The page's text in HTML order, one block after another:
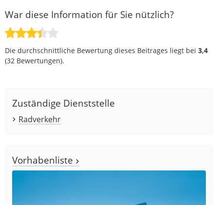
War diese Information für Sie nützlich?
Die durchschnittliche Bewertung dieses Beitrages liegt bei 3,4
(32 Bewertungen).
Zuständige Dienststelle
Radverkehr
Vorhabenliste